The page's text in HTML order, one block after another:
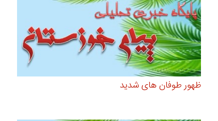
ظهور طوفان های شدید